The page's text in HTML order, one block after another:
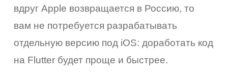
вдруг Apple возвращается в Россию, то
вам не потребуется разрабатывать
отдельную версию под iOS: доработать код
на Flutter будет проще и быстрее.